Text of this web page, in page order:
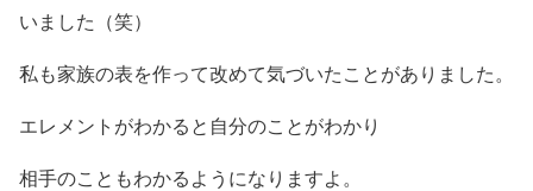
いました（笑）
私も家族の表を作って改めて気づいたことがありました。
エレメントがわかると自分のことがわかり
相手のこともわかるようになりますよ。